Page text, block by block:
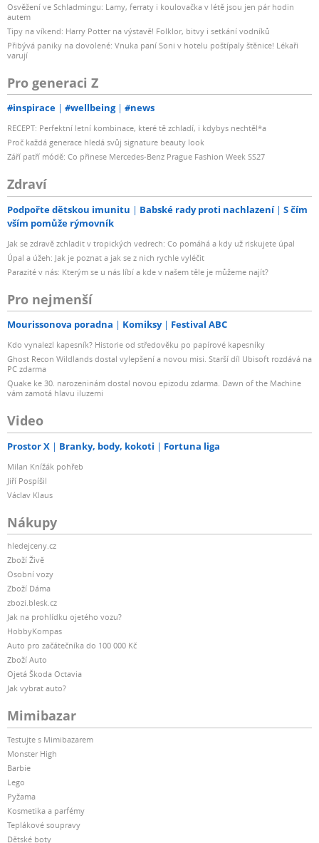
Osvěžení ve Schladmingu: Lamy, ferraty i koulovačka v létě jsou jen pár hodin
autem
Tipy na víkend: Harry Potter na výstavě! Folklor, bitvy i setkání vodníků
Přibývá paniky na dovolené: Vnuka paní Soni v hotelu poštípaly štěnice! Lékaři
varují
Pro generaci Z
#inspirace #wellbeing #news
RECEPT: Perfektní letní kombinace, které tě zchladí, i kdybys nechtěl*a
Proč každá generace hledá svůj signature beauty look
Září patří módě: Co přinese Mercedes-Benz Prague Fashion Week SS27
Zdraví
Podpořte dětskou imunitu Babské rady proti nachlazení
S čím
vším pomůže rýmovník
Jak se zdravě zchladit v tropických vedrech: Co pomáhá a kdy už riskujete úpal
Úpal a úžeh: Jak je poznat a jak se z nich rychle vyléčit
Parazité v nás: Kterým se u nás líbí a kde v našem těle je můžeme najít?
Pro nejmenší
Mourissonova poradna Komiksy Festival ABC
Kdo vynalezl kapesník? Historie od středověku po papírové kapesníky
Ghost Recon Wildlands dostal vylepšení a novou misi. Starší díl Ubisoft rozdává na
PC zdarma
Quake ke 30. narozeninám dostal novou epizodu zdarma. Dawn of the Machine
vám zamotá hlavu iluzemi
Video
Prostor X Branky, body, kokoti Fortuna liga
Milan Knížák pohřeb
Jiří Pospíšil
Václav Klaus
Nákupy
hledejceny.cz
Zboží Živě
Osobní vozy
Zboží Dáma
zbozi.blesk.cz
Jak na prohlídku ojetého vozu?
HobbyKompas
Auto pro začátečníka do 100 000 Kč
Zboží Auto
Ojetá Škoda Octavia
Jak vybrat auto?
Mimibazar
Testujte s Mimibazarem
Monster High
Barbie
Lego
Pyžama
Kosmetika a parfémy
Teplákové soupravy
Dětské boty